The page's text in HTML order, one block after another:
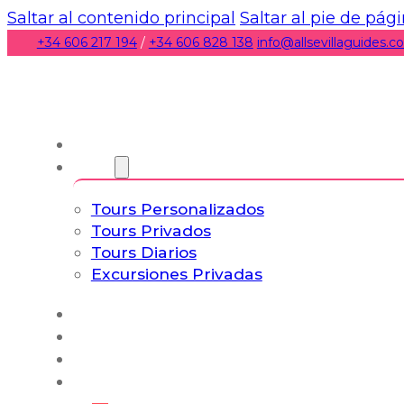
Saltar al contenido principal Saltar al pie de
+34 606 217 194/ +34 606 828 138
Tours Personalizados
Tours Privados
Tours Diarios
Excursiones Privadas